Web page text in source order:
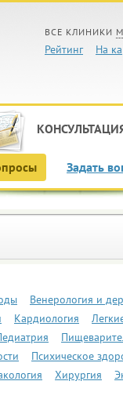
ВСЕ КЛИНИКИ
Рейтинг На
Задать
Венерология и
Кардиология
Психическое
Хирургия